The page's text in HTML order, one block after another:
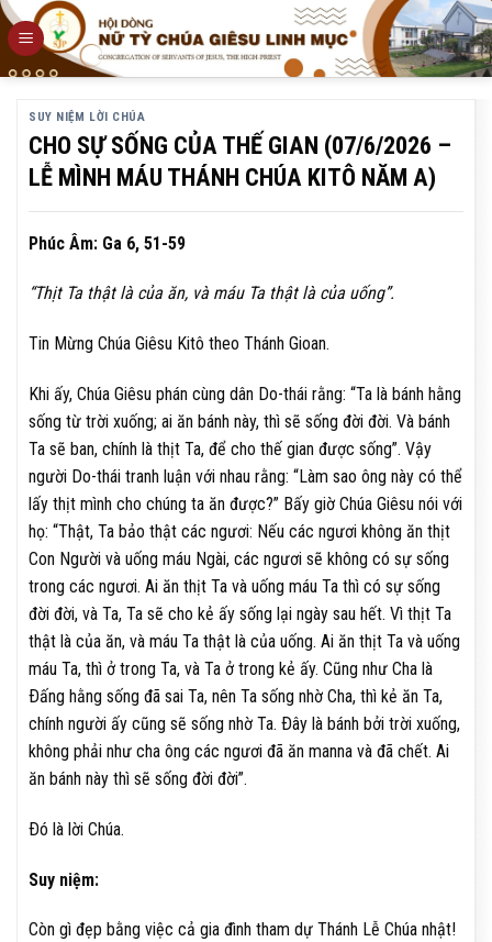
Skip
to
content
SUY NIỆM LỜI CHÚA
CHO SỰ SỐNG CỦA THẾ GIAN (07/6/2026 –
LỄ MÌNH MÁU THÁNH CHÚA KITÔ NĂM A)
Phúc Âm: Ga 6, 51-59
“Thịt Ta thật là của ăn, và máu Ta thật là của uống”.
Tin Mừng Chúa Giêsu Kitô theo Thánh Gioan.
Khi ấy, Chúa Giêsu phán cùng dân Do-thái rằng: “Ta là bánh hằng
sống từ trời xuống; ai ăn bánh này, thì sẽ sống đời đời. Và bánh
Ta sẽ ban, chính là thịt Ta, để cho thế gian được sống”. Vậy
người Do-thái tranh luận với nhau rằng: “Làm sao ông này có thể
lấy thịt mình cho chúng ta ăn được?” Bấy giờ Chúa Giêsu nói với
họ: “Thật, Ta bảo thật các ngươi: Nếu các ngươi không ăn thịt
Con Người và uống máu Ngài, các ngươi sẽ không có sự sống
trong các ngươi. Ai ăn thịt Ta và uống máu Ta thì có sự sống
đời đời, và Ta, Ta sẽ cho kẻ ấy sống lại ngày sau hết. Vì thịt Ta
thật là của ăn, và máu Ta thật là của uống. Ai ăn thịt Ta và uống
máu Ta, thì ở trong Ta, và Ta ở trong kẻ ấy. Cũng như Cha là
Ðấng hằng sống đã sai Ta, nên Ta sống nhờ Cha, thì kẻ ăn Ta,
chính người ấy cũng sẽ sống nhờ Ta. Ðây là bánh bởi trời xuống,
không phải như cha ông các ngươi đã ăn manna và đã chết. Ai
ăn bánh này thì sẽ sống đời đời”.
Ðó là lời Chúa.
Suy niệm:
Còn gì đẹp bằng việc cả gia đình tham dự Thánh Lễ Chúa nhật!